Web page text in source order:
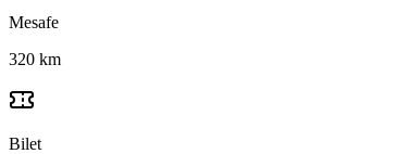
Mesafe
320 km
Bilet